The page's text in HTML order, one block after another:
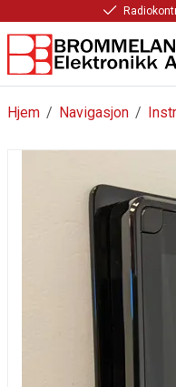
/
Hjem /
Navigasjon